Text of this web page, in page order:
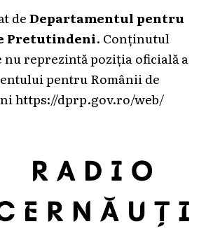
deDepartamentul pentru
Pretutindeni. Conținutul
nu reprezintă poziția oficială a
pentru Românii de
https://dprp.gov.ro/web/